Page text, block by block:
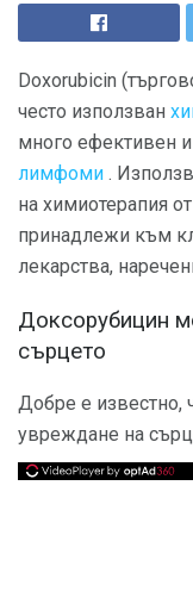
Doxorubicin
често използван
много ефективен
лимфоми .
на химиотерапия
принадлежи към
лекарства,
Доксорубицин
сърцето
Добре е известно,
увреждане на